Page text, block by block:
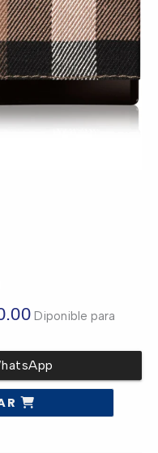
El
precio
actual
es:
Diponible para